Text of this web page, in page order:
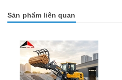
Sản phẩm liên quan